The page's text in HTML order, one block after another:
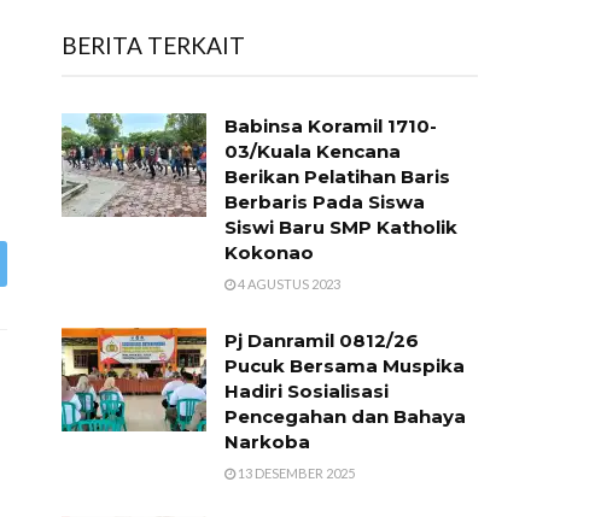
BERITA TERKAIT
Babinsa Koramil 1710-
03/Kuala Kencana
Berikan Pelatihan Baris
Berbaris Pada Siswa
Siswi Baru SMP Katholik
Kokonao
4 AGUSTUS 2023
​Pj Danramil 0812/26
Pucuk Bersama Muspika
Hadiri Sosialisasi
Pencegahan dan Bahaya
Narkoba
13 DESEMBER 2025